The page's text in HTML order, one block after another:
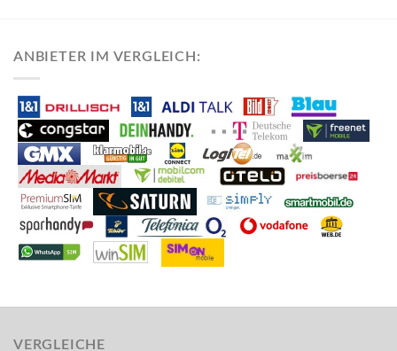
ANBIETER IM VERGLEICH:
VERGLEICHE